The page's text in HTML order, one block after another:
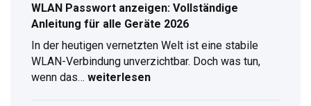
WLAN Passwort anzeigen: Vollständige
Anleitung für alle Geräte 2026
In der heutigen vernetzten Welt ist eine stabile
WLAN-Verbindung unverzichtbar. Doch was tun,
wenn das… weiterlesen